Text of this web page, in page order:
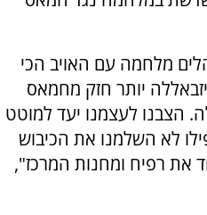
מלחמה עם האויב הכי
יותר חזק מחמאס
הצבנו לעצמנו יעד למוטט
לא השלמנו את הכיבוש
את רפיח ומחנות המרכז",